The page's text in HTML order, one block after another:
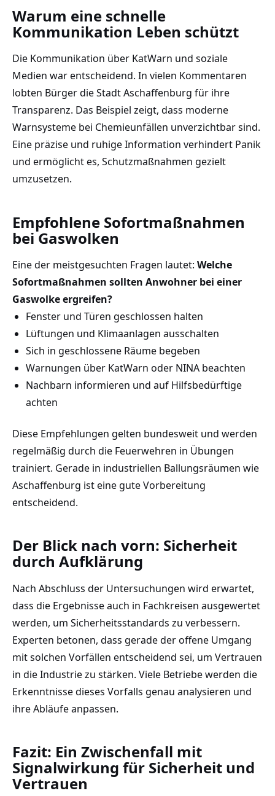
Warum eine schnelle
Kommunikation Leben schützt
Die Kommunikation über KatWarn und soziale
Medien war entscheidend. In vielen Kommentaren
lobten Bürger die Stadt Aschaffenburg für ihre
Transparenz. Das Beispiel zeigt, dass moderne
Warnsysteme bei Chemieunfällen unverzichtbar sind.
Eine präzise und ruhige Information verhindert Panik
und ermöglicht es, Schutzmaßnahmen gezielt
umzusetzen.
Empfohlene Sofortmaßnahmen
bei Gaswolken
Eine der meistgesuchten Fragen lautet: Welche
Sofortmaßnahmen sollten Anwohner bei einer
Gaswolke ergreifen?
Fenster und Türen geschlossen halten
Lüftungen und Klimaanlagen ausschalten
Sich in geschlossene Räume begeben
Warnungen über KatWarn oder NINA beachten
Nachbarn informieren und auf Hilfsbedürftige
achten
Diese Empfehlungen gelten bundesweit und werden
regelmäßig durch die Feuerwehren in Übungen
trainiert. Gerade in industriellen Ballungsräumen wie
Aschaffenburg ist eine gute Vorbereitung
entscheidend.
Der Blick nach vorn: Sicherheit
durch Aufklärung
Nach Abschluss der Untersuchungen wird erwartet,
dass die Ergebnisse auch in Fachkreisen ausgewertet
werden, um Sicherheitsstandards zu verbessern.
Experten betonen, dass gerade der offene Umgang
mit solchen Vorfällen entscheidend sei, um Vertrauen
in die Industrie zu stärken. Viele Betriebe werden die
Erkenntnisse dieses Vorfalls genau analysieren und
ihre Abläufe anpassen.
Fazit: Ein Zwischenfall mit
Signalwirkung für Sicherheit und
Vertrauen